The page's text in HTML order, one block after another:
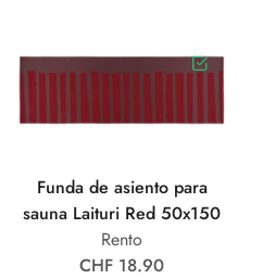
Funda de asiento para
sauna Laituri Red 50x150
Rento
CHF 18.90